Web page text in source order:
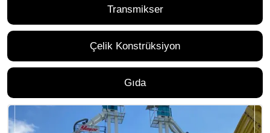
Transmikser
Çelik Konstrüksiyon
Gıda